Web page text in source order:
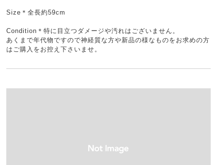
Size＊全長約59cm
Condition＊特に目立つダメージや汚れはございません。
あくまで年代物ですので神経質な方や新品の様なものをお求めの方
はご購入をお控え下さいませ。